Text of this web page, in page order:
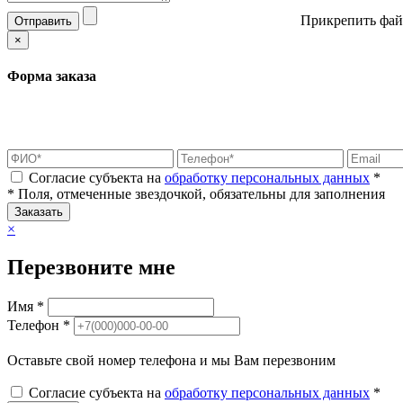
Отправить Прикрепить
×
Форма заказа
Согласие субъекта на обработку персональных данных *
* Поля, отмеченные звездочкой, обязательны для заполнения
Заказать
×
Перезвоните мне
Имя *
Телефон *
Оставьте свой номер телефона и мы Вам перезвоним
Согласие субъекта на обработку персональных данных *